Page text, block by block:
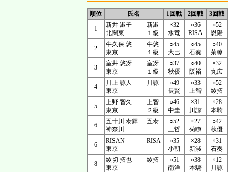
順位 氏名 1回戦 2回戦 3回戦
1
新井 淑子
北関東
新淑
１級
×32
水竜
○36
RISA
○52
恩陽
2
牛久保 悠
東京
牛悠
１級
○45
大巴
○45
石奏
○40
菊瞭
3
室井 悠冴
東京
室冴
１級
○37
秋優
○40
阪裕
×32
丸広
4
川上 諒人
東京
川諒
○49
長賢
○33
上智
○52
綾拓
5
上野 智久
東京
上智
２級
○46
中圭
×31
川諒
×28
本騎
6
五十川 泰輝
神奈川
五泰
○52
三哲
×27
菊瞭
○42
秋優
6
RISAN
東京
RISA
○35
小朝
×28
新淑
×31
石奏
8
綾切 拓也
東京
綾拓
○51
南洋
○38
本騎
×12
川諒